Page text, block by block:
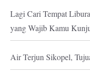
Lagi Cari Tempat
yang Wajib Kamu
Air Terjun Sikopel,